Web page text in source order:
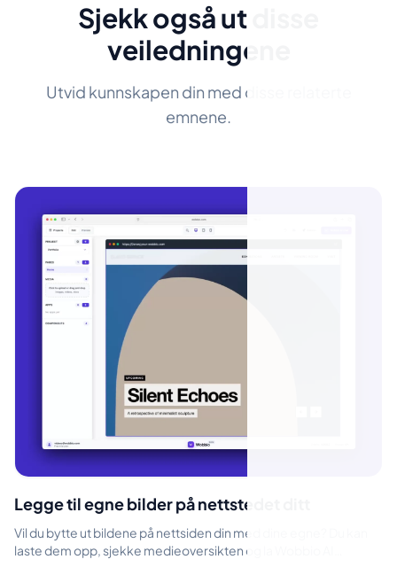
Sjekk også ut disse
veiledningene
Utvid kunnskapen din med disse relaterte
emnene.
Legge til egne bilder på nettstedet ditt
Vil du bytte ut bildene på nettsiden din med dine egne? Du kan
laste dem opp, sjekke medieoversikten og la Wobbio AI